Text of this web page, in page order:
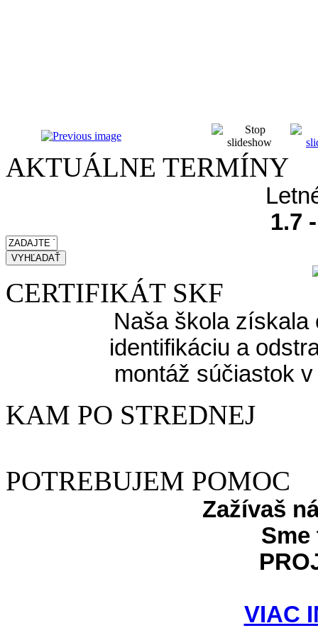
AKTUÁLNE TERMÍNY
1.7
CERTIFIKÁT SKF
Naša škola získala
identifikáciu a
montáž súčiastok
KAM PO STREDNEJ
POTREBUJEM POMOC
Zažívaš
Sme
VIAC